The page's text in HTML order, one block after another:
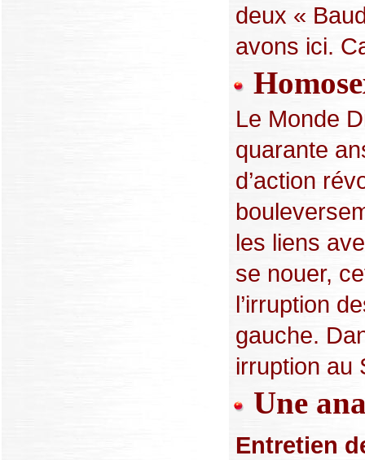
deux «
avons ici.
Le Monde
quarante
d’action
les liens
se nouer,
l’irruption
gauche.
irruption au
Une
Entretien